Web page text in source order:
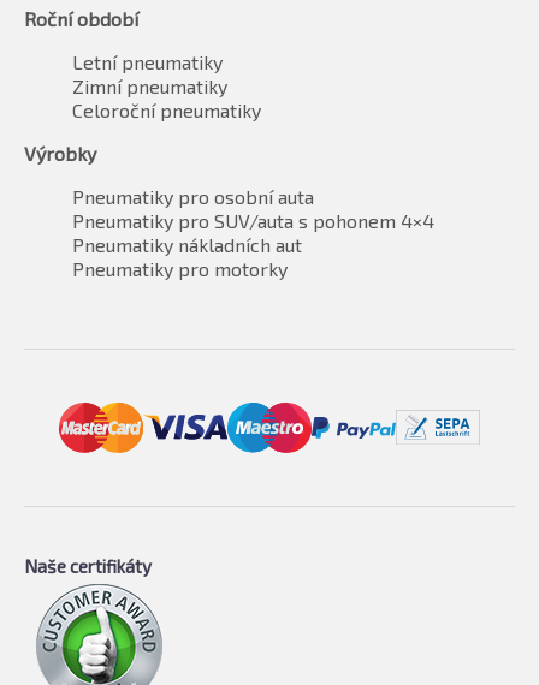
Roční období
Letní pneumatiky
Zimní pneumatiky
Celoroční pneumatiky
Výrobky
Pneumatiky pro osobní auta
Pneumatiky pro SUV/auta s pohonem 4×4
Pneumatiky nákladních aut
Pneumatiky pro motorky
Naše certifikáty